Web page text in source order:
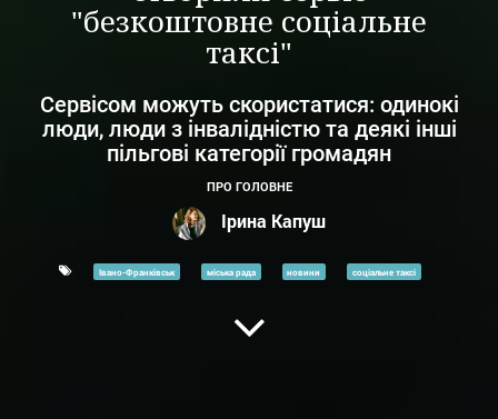
"безкоштовне соціальне
таксі"
Сервісом можуть скористатися: одинокі
люди, люди з інвалідністю та деякі інші
пільгові категорії громадян
ПРО ГОЛОВНЕ
Ірина Капуш
Івано-Франківськ міська рада новини соціальне таксі